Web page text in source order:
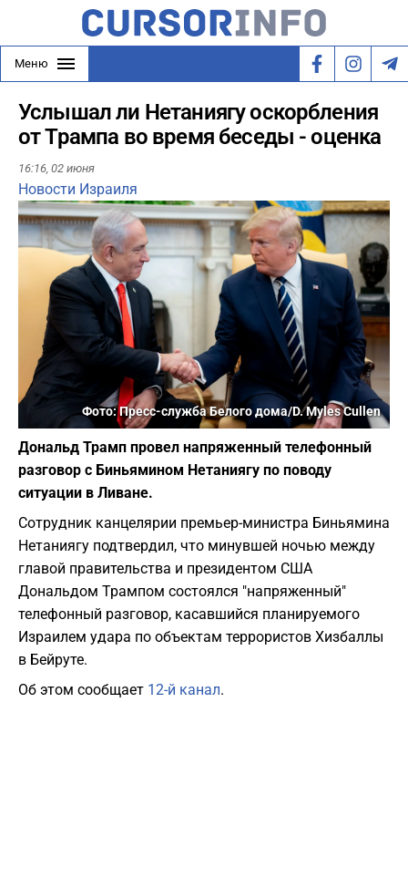
Меню
Услышал ли Нетаниягу оскорбления
от Трампа во время беседы - оценка
16:16, 02 июня
Новости Израиля
Фото: Пресс-служба Белого дома/D. Myles Cullen
Дональд Трамп провел напряженный телефонный
разговор с Биньямином Нетаниягу по поводу
ситуации в Ливане.
Сотрудник канцелярии премьер-министра Биньямина
Нетаниягу подтвердил, что минувшей ночью между
главой правительства и президентом США
Дональдом Трампом состоялся "напряженный"
телефонный разговор, касавшийся планируемого
Израилем удара по объектам террористов Хизбаллы
в Бейруте.
Об этом сообщает 12-й канал.